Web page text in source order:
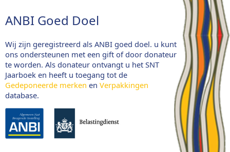
ANBI Goed Doel
Wij zijn geregistreerd als ANBI goed doel. u kunt
ons ondersteunen met een gift of door donateur
te worden. Als donateur ontvangt u het SNT
Jaarboek en heeft u toegang tot de
Gedeponeerde merken en Verpakkingen
database.